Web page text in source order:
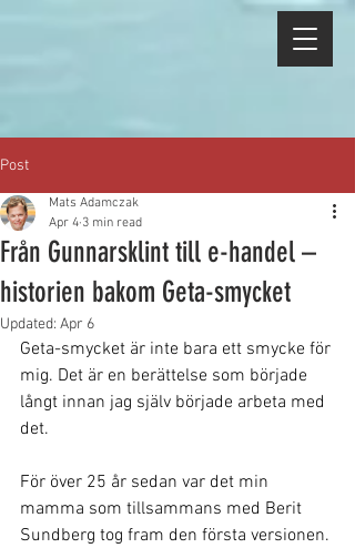
Post
Från Gunnarsklint till e-handel –
historien bakom Geta-smycket
Mats Adamczak
Apr 4 3 min read
Updated: Apr 6
Geta-smycket är inte bara ett smycke för
mig. Det är en berättelse som började
långt innan jag själv började arbeta med
det.
För över 25 år sedan var det min
mamma som tillsammans med Berit
Sundberg tog fram den första versionen.